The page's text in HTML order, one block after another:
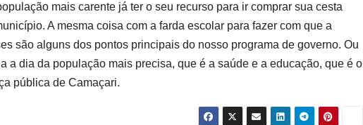
mais carente já ter o seu recurso para ir comprar sua cesta
A mesma coisa com a farda escolar para fazer com que a
são alguns dos pontos principais do nosso programa de governo. Ou
a dia da população mais precisa, que é a saúde e a educação, que é o
pública de Camaçari.